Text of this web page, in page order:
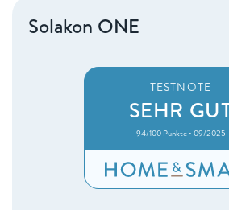
Solakon ONE
TESTNOTE
SEHR
94/100 Punkte • 09/2025